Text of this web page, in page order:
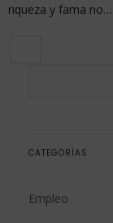
riqueza y fama no…
CATEGORÍAS
Empleo